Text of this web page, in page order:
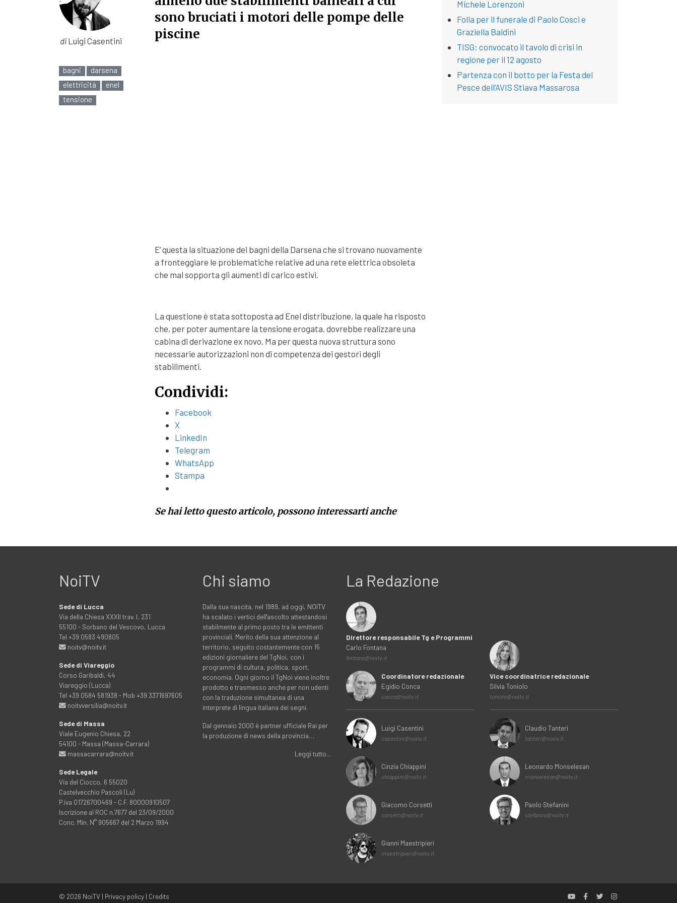
diLuigi Casentini
bagni
darsena
elettricità
enel
tensione
sono bruciati i motori delle pompe delle
piscine
E’ questa la situazione dei bagni della Darsena che si trovano nuovamente
a fronteggiare le problematiche relative ad una rete elettrica obsoleta
che mal sopporta gli aumenti di carico estivi.
La questione è stata sottoposta ad Enel distribuzione, la quale ha risposto
che, per poter aumentare la tensione erogata, dovrebbe realizzare una
cabina di derivazione ex novo. Ma per questa nuova struttura sono
necessarie autorizzazioni non di competenza dei gestori degli
stabilimenti.
Condividi:
Facebook
X
LinkedIn
Telegram
WhatsApp
Stampa
Se hai letto questo articolo, possono interessarti anche
Michele Lorenzoni
Folla per il funerale di Paolo Cosci e
Graziella Baldini
TISG: convocato il tavolo di crisi in
regione per il 12 agosto
Partenza con il botto per la Festa del
Pesce dell’AVIS Stiava Massarosa
NoiTV
Sede di Lucca
Via della Chiesa XXXII trav. I, 231
55100 - Sorbano del Vescovo, Lucca
Tel +39 0583 490805
noitv@noitv.it
Sede di Viareggio
Corso Garibaldi, 44
Viareggio (Lucca)
Tel +39 0584 581938 - Mob +39 3371697605
noitvversilia@noitv.it
Sede di Massa
Viale Eugenio Chiesa, 22
54100 - Massa (Massa-Carrara)
massacarrara@noitv.it
Sede Legale
Via del Ciocco, 6 55020
Castelvecchio Pascoli (Lu)
P.iva 01726700469 - C.F. 80000910507
Iscrizione al ROC n.7677 del 23/09/2000
Conc. Min. N° 905667 del 2 Marzo 1994
Chi siamo
Dalla sua nascita, nel 1989, ad oggi, NOITV
ha scalato i vertici dell'ascolto attestandosi
stabilmente al primo posto tra le emittenti
provinciali. Merito della sua attenzione al
territorio, seguito costantemente con 15
edizioni giornaliere del TgNoi, con i
programmi di cultura, politica, sport,
economia. Ogni giorno il TgNoi viene inoltre
prodotto e trasmesso anche per non udenti
con la traduzione simultanea di una
interprete di lingua italiana dei segni.
Dal gennaio 2000 è partner ufficiale Rai per
la produzione di news della provincia…
Leggi tutto...
La Redazione
Direttore responsabile Tg e Programmi
Carlo Fontana
fontana@noitv.it
Coordinatore redazionale
Egidio Conca
conca@noitv.it
Luigi Casentini
casentini@noitv.it
Cinzia Chiappini
chiappini@noitv.it
Giacomo Corsetti
corsetti@noitv.it
Gianni Maestripieri
maestripieri@noitv.it
Vice coordinatrice redazionale
Silvia Toniolo
toniolo@noitv.it
Claudio Tanteri
tanteri@noitv.it
Leonardo Monselesan
monselesan@noitv.it
Paolo Stefanini
stefanini@noitv.it
© 2026 NoiTV | Privacy policy | Credits